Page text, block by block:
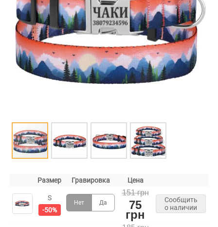
Размер Гравировка Цена
S
-50%
Нет Да
151 грн
75
грн
Сообщить
о наличии